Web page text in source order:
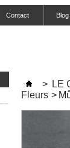
Contact
> LE
Fleurs >